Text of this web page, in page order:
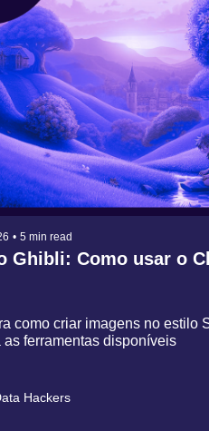
• 5 min read
Ghibli: Como usar o
como criar imagens no estilo
as ferramentas disponíveis
Hackers